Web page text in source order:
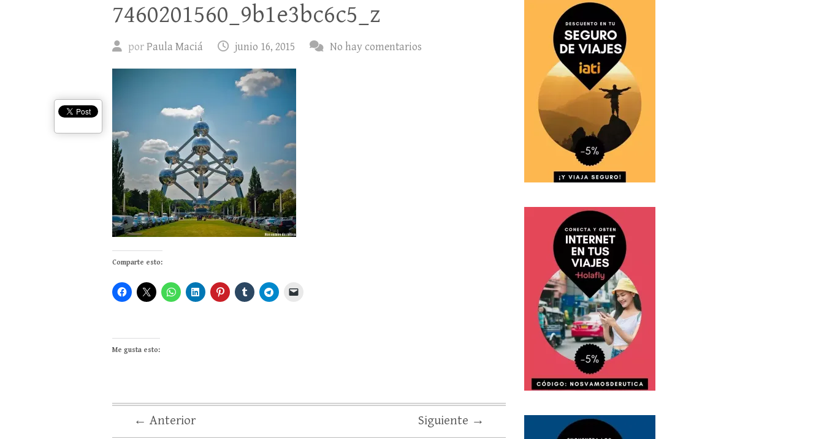
7460201560_9b1e3bc6c5_z
porPaula Maciá junio 16, 2015 No hay comentarios
Comparte esto:
Me gusta esto:
← Anterior Siguiente →